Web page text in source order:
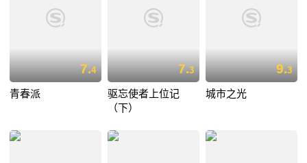
7.4
青春派
7.3
驱忘使者上位记
（下）
9.3
城市之光